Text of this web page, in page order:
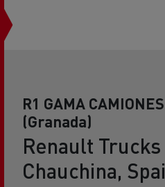
R1 GAMA
(Granada)
Renault
Chauchina,